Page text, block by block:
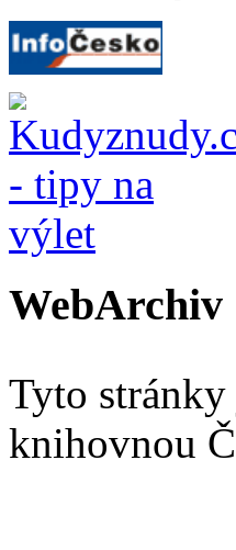
WebArchiv
Tyto
knihovnou